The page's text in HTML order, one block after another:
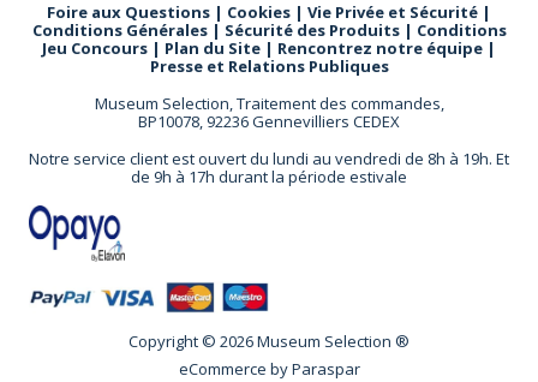
Foire aux Questions | Cookies | Vie Privée et Sécurité |
Conditions Générales| Sécurité des Produits| Conditions
Jeu Concours | Plan du Site | Rencontrez notre équipe |
Presse et Relations Publiques
Museum Selection, Traitement des commandes,
BP10078, 92236 Gennevilliers CEDEX
Notre service client est ouvert du lundi au vendredi de 8h à 19h. Et
de 9h à 17h durant la période estivale
Copyright © 2026 Museum Selection ®
eCommerce byParaspar